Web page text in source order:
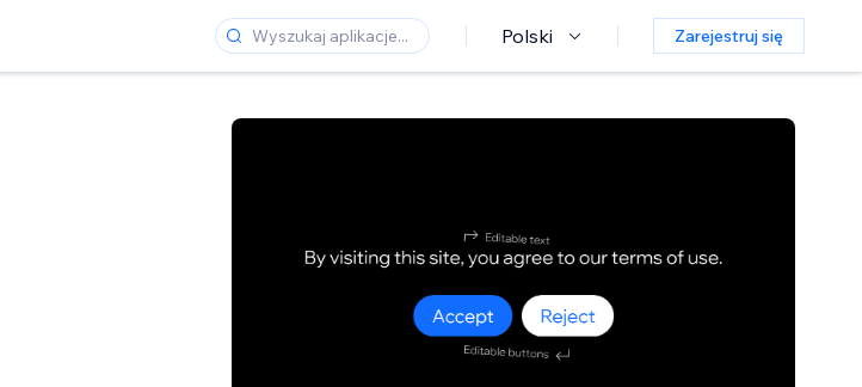
Polski Zarejestruj się